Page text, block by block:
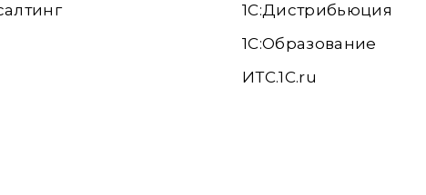
1С:Дистрибьюция
1С:Образование
ИТС.1C.ru